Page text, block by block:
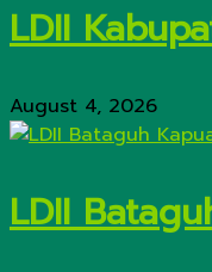
LDII
August 4, 2026
LDII